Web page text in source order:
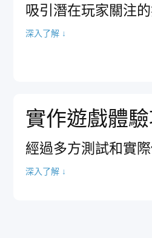
吸引潛在玩家關注
深入了解 ↓
實作遊戲體
經過多方測試和實
深入了解 ↓